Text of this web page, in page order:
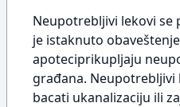
Neupotrebljivi lekovi se
je istaknuto
apoteciprikupljaju
građana. Neupotrebljivi
bacati ukanalizaciju ili